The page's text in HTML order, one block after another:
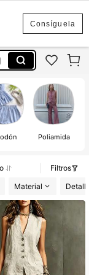
Consíguela
Poliamida
Filtros
Material